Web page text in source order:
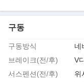
구동
구동방식
네
브레이크(전/후)
V
서스펜션(전/후)
위